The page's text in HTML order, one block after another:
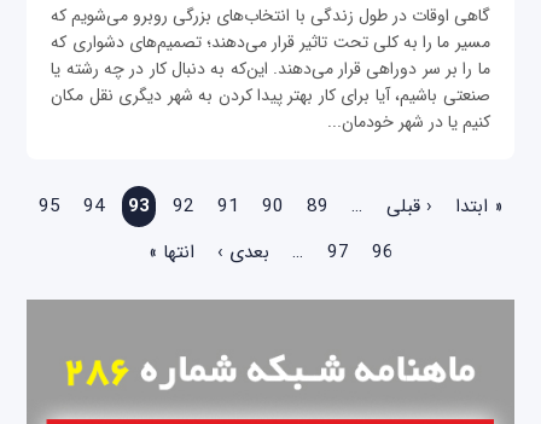
گاهی اوقات در طول زندگی با انتخاب‌های بزرگی روبرو می‌شویم که
مسیر ما را به کلی تحت تاثیر قرار می‌دهند؛ تصمیم‌های دشواری که
ما را بر سر دوراهی قرار می‌دهند. این‌که به دنبال کار در چه رشته یا
صنعتی باشیم، آیا برای کار بهتر پیدا کردن به شهر دیگری نقل مکان
کنیم یا در شهر خودمان...
صفحه‌ها
« ابتدا ‹ قبلی …
89
90
91
92
93
94
95
96
97
… بعدی › انتها »